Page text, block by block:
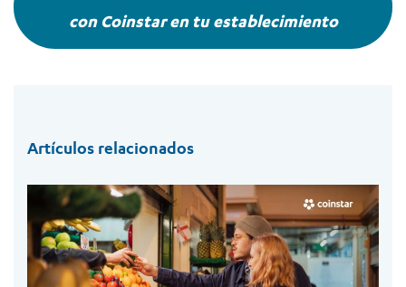
con Coinstar en tu establecimiento
Artículos relacionados